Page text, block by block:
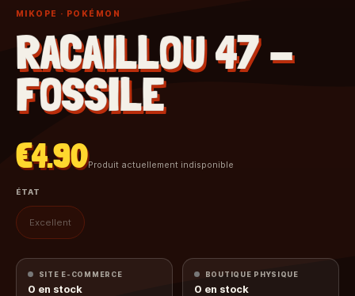
MIKOPE · POKÉMON
RACAILLOU 47 -
FOSSILE
€4.90Produit actuellement indisponible
ÉTAT
Excellent
SITE E-COMMERCE
0 en stock
BOUTIQUE PHYSIQUE
0 en stock